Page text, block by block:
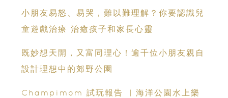
小朋友易怒、易哭，難以難理解？你要認識兒
童遊戲治療 治癒孩子和家長心靈
既妙想天開，又富同理心！逾千位小朋友親自
設計理想中的郊野公園
Champimom 試玩報告 ︳海洋公園水上樂